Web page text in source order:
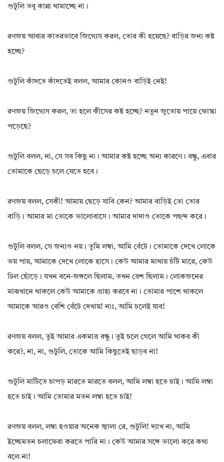
গুটুলি তবু কান্না থামাচ্ছে না।
রণজয় আবার কাতরভাবে জিগ্যেস করল, তোর কী হয়েছে? বাড়ির জন্য কষ্ট
হচ্ছে?
গুটুলি কাঁদতে কাঁদতেই বলল, আমার কোনও বাড়িই নেই!
রণজয় জিগ্যেস করল, তা হলে কীসের কষ্ট হচ্ছে? নতুন জুতোয় পায়ে ফোস্কা
পড়েছে?
গুটুলি বলল, না, সে সব কিছু না। আমার কষ্ট হচ্ছে অন্য কারণে। বন্ধু, এবার
তোমাকে ছেড়ে চলে যেতে হবে।
রণজয় বলল, সেকী! আমায় ছেড়ে যাবি কেন? আমার বাড়িই তো তোর
বাড়ি। আমার মা তোকে ভালোবাসে। আমার দাদাও তোকে পছন্দ করে।
গুটুলি বলল, সে জন্যও নয়। তুমি লম্বা, আমি বেঁটে। তোমাকে দেখে লোকে
ভয় পায়, আমাকে দেখে লোকে হাসে। কেউ আমার মাথায় চঁটি মারে, কেউ
ঢিল ছোঁড়ে। যখন বনে-জঙ্গলে ছিলাম, তখন বেশ ছিলাম। লোকজনের
মাঝখানে থাকলে কেউ আমাকে গ্রাহ্য করবে না। তোমার পাশে থাকলে
আমাকে আরও বেশি বেঁটে দেখায়! নাঃ, আমি চলেই যাব!
রণজয় বলল, তুই আমার একমাত্র বন্ধু। তুই চলে গেলে আমি থাকব কী
করে?, না, না, গুটুলি, তোকে আমি কিছুতেই ছাড়ব না!
গুটুলি মাটিতে চাপড় মারতে মারতে বলল, আমি লম্বা হতে চাই। আমি লম্বা
হতে চাই। আমি তোমার মতন লম্বা হতে চাই!
রণজয় বলল, লম্বা হওয়ার অনেক জ্বালা রে, গুটুলি! দ্যাখ না, আমি
ইচ্ছেমতন চলাফেরা করতে পারি না। কেউ আমার সঙ্গে ভালো করে কথা
বলে না!